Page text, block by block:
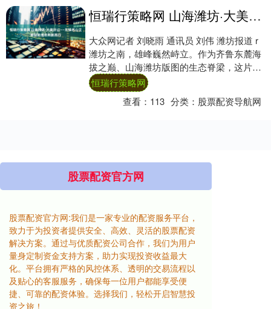
恒瑞行策略网 山海潍坊·大美沂山——东镇名山立脊赋能潍坊向新而行
大众网记者 刘晓雨 通讯员 刘伟 潍坊报道 r
潍坊之南，雄峰巍然峙立。作为齐鲁东麓海
拔之巅、山海潍坊版图的生态脊梁，这片钟
灵毓秀、万物滋长的沃土，正是中华五镇....
恒瑞行策略网
查看： 113 分类： 股票配资导航网
股票配资官方网
股票配资官方网:我们是一家专业的配资服务平台，
致力于为投资者提供安全、高效、灵活的股票配资
解决方案。通过与优质配资公司合作，我们为用户
量身定制资金支持方案，助力实现投资收益最大
化。平台拥有严格的风控体系、透明的交易流程以
及贴心的客服服务，确保每一位用户都能享受便
捷、可靠的配资体验。选择我们，轻松开启智慧投
资之旅！